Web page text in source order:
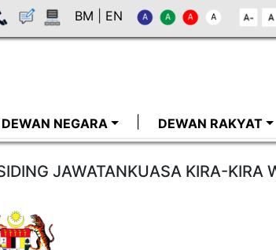
BM EN
DEWAN NEGARA DEWAN RAKYAT
JAWATANKUASA KIRA-KIRA